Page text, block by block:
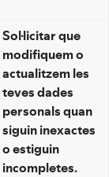
Sol·licitar que
modifiquem o
actualitzem les
teves dades
personals quan
siguin inexactes
o estiguin
incompletes.